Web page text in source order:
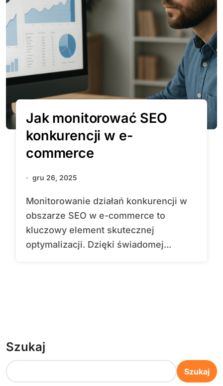
Jak monitorować SEO
konkurencji w e-
commerce
gru 26, 2025
Monitorowanie działań konkurencji w
obszarze SEO w e-commerce to
kluczowy element skutecznej
optymalizacji. Dzięki świadomej...
Szukaj
Szukaj